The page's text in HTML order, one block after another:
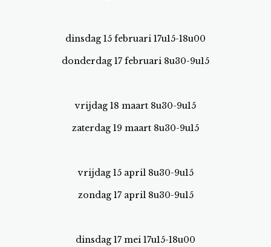
dinsdag 15 februari 17u15-18u00
donderdag 17 februari 8u30-9u15
vrijdag 18 maart 8u30-9u15
zaterdag 19 maart 8u30-9u15
vrijdag 15 april 8u30-9u15
zondag 17 april 8u30-9u15
dinsdag 17 mei 17u15-18u00